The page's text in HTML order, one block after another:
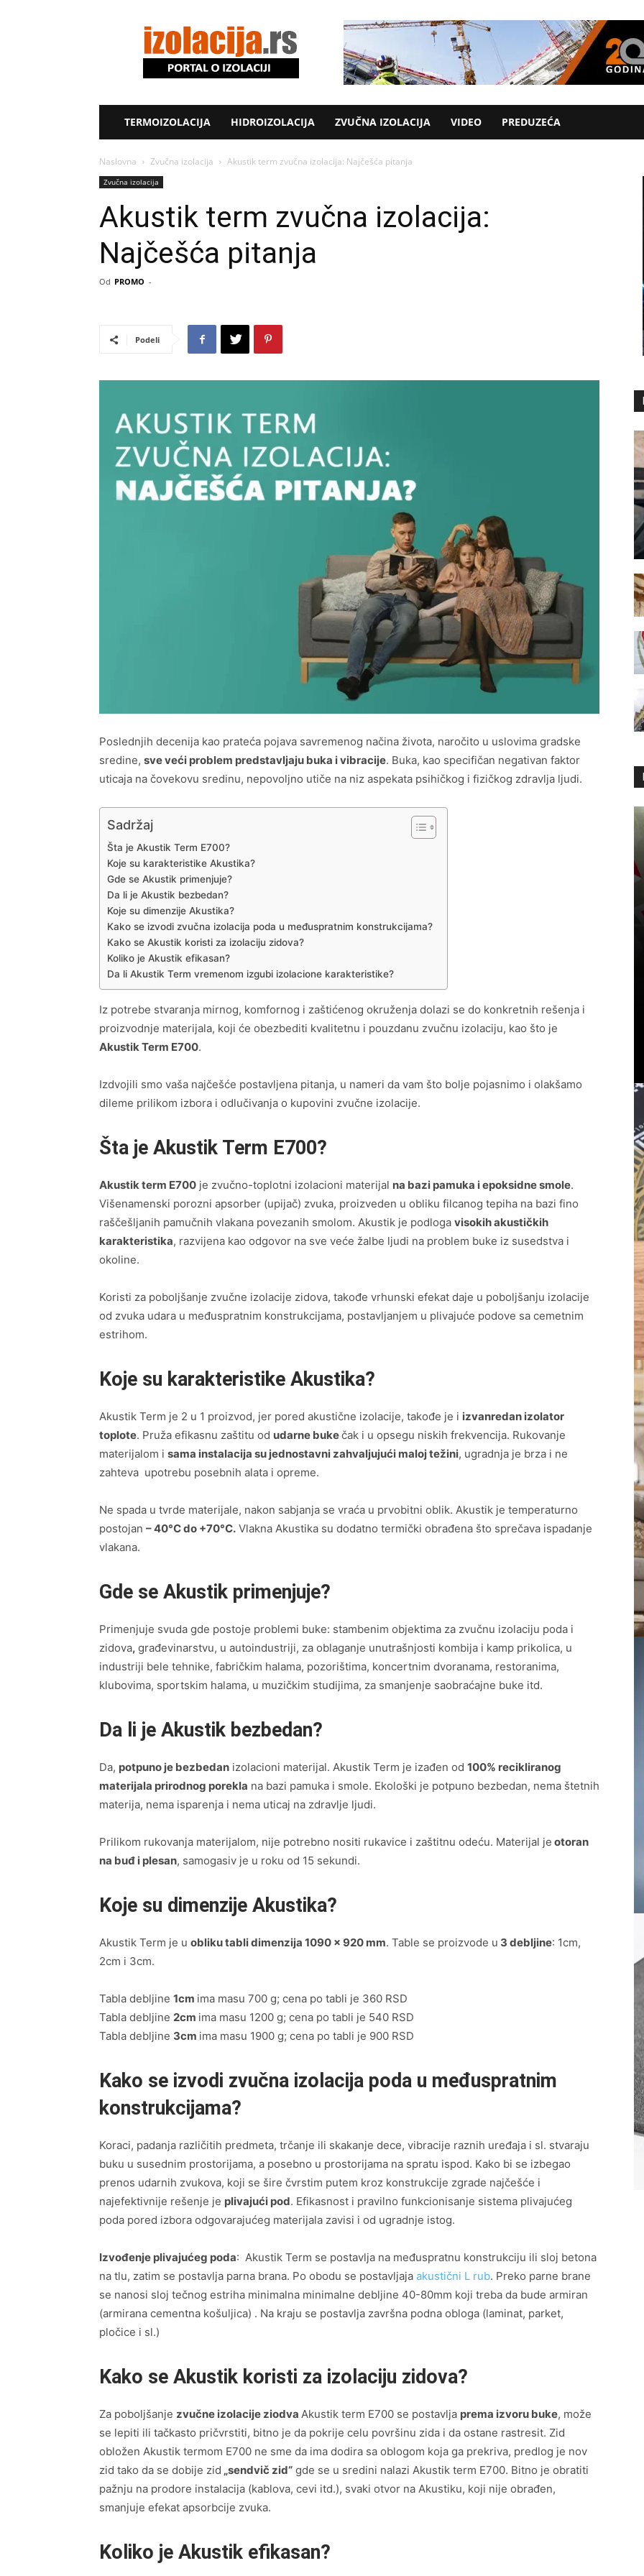
Izolacija.rs
TERMOIZOLACIJA HIDROIZOLACIJA ZVUČNA IZOLACIJA VIDEO PREDUZEĆA
Naslovna Zvučna izolacija Akustik term zvučna izolacija: Najčešća pitanja
Zvučna izolacija
Akustik term zvučna izolacija:
Najčešća pitanja
Od PROMO -
Podeli
Poslednjih decenija kao prateća pojava savremenog načina života, naročito u uslovima gradske
sredine, sve veći problem predstavljaju buka i vibracije. Buka, kao specifičan negativan faktor
uticaja na čovekovu sredinu, nepovoljno utiče na niz aspekata psihičkog i fizičkog zdravlja ljudi.
Sadržaj
Šta je Akustik Term E700?
Koje su karakteristike Akustika?
Gde se Akustik primenjuje?
Da li je Akustik bezbedan?
Koje su dimenzije Akustika?
Kako se izvodi zvučna izolacija poda u međuspratnim konstrukcijama?
Kako se Akustik koristi za izolaciju zidova?
Koliko je Akustik efikasan?
Da li Akustik Term vremenom izgubi izolacione karakteristike?
Iz potrebe stvaranja mirnog, komfornog i zaštićenog okruženja dolazi se do konkretnih rešenja i
proizvodnje materijala, koji će obezbediti kvalitetnu i pouzdanu zvučnu izolaciju, kao što je
Akustik Term E700.
Izdvojili smo vaša najčešće postavljena pitanja, u nameri da vam što bolje pojasnimo i olakšamo
dileme prilikom izbora i odlučivanja o kupovini zvučne izolacije.
Šta je Akustik Term E700?
Akustik term E700 je zvučno-toplotni izolacioni materijal na bazi pamuka i epoksidne smole.
Višenamenski porozni apsorber (upijač) zvuka, proizveden u obliku filcanog tepiha na bazi fino
raščešljanih pamučnih vlakana povezanih smolom. Akustik je podloga visokih akustičkih
karakteristika, razvijena kao odgovor na sve veće žalbe ljudi na problem buke iz susedstva i
okoline.
Koristi za poboljšanje zvučne izolacije zidova, takođe vrhunski efekat daje u poboljšanju izolacije
od zvuka udara u međuspratnim konstrukcijama, postavljanjem u plivajuće podove sa cemetnim
estrihom.
Koje su karakteristike Akustika?
Akustik Term je 2 u 1 proizvod, jer pored akustične izolacije, takođe je i izvanredan izolator
toplote. Pruža efikasnu zaštitu od udarne bukečak i u opsegu niskih frekvencija. Rukovanje
materijalom i sama instalacija su jednostavni zahvaljujući maloj težini, ugradnja je brza i ne
zahteva upotrebu posebnih alata i opreme.
Ne spada u tvrde materijale, nakon sabjanja se vraća u prvobitni oblik. Akustik je temperaturno
postojan – 40°C do +70°C. Vlakna Akustika su dodatno termički obrađena što sprečava ispadanje
vlakana.
Gde se Akustik primenjuje?
Primenjuje svuda gde postoje problemi buke: stambenim objektima za zvučnu izolaciju poda i
zidova, građevinarstvu, u autoindustriji, za oblaganje unutrašnjosti kombija i kamp prikolica, u
industriji bele tehnike, fabričkim halama, pozorištima, koncertnim dvoranama, restoranima,
klubovima, sportskim halama, u muzičkim studijima, za smanjenje saobraćajne buke itd.
Da li je Akustik bezbedan?
Da, potpuno je bezbedan izolacioni materijal. Akustik Term je izađen od 100% recikliranog
materijala prirodnog porekla na bazi pamuka i smole. Ekološki je potpuno bezbedan, nema štetnih
materija, nema isparenja i nema uticaj na zdravlje ljudi.
Prilikom rukovanja materijalom, nije potrebno nositi rukavice i zaštitnu odeću. Materijal je otoran
na buđ i plesan, samogasiv je u roku od 15 sekundi.
Koje su dimenzije Akustika?
Akustik Term je u obliku tabli dimenzija 1090 x 920 mm. Table se proizvode u 3 debljine: 1cm,
2cm i 3cm.
Tabla debljine 1cm ima masu 700 g; cena po tabli je 360 RSD
Tabla debljine 2cm ima masu 1200 g; cena po tabli je 540 RSD
Tabla debljine 3cm ima masu 1900 g; cena po tabli je 900 RSD
Kako se izvodi zvučna izolacija poda u međuspratnim
konstrukcijama?
Koraci, padanja različitih predmeta, trčanje ili skakanje dece, vibracije raznih uređaja i sl. stvaraju
buku u susednim prostorijama, a posebno u prostorijama na spratu ispod. Kako bi se izbegao
prenos udarnih zvukova, koji se šire čvrstim putem kroz konstrukcije zgrade najčešće i
najefektivnije rešenje je plivajući pod. Efikasnost i pravilno funkcionisanje sistema plivajućeg
poda pored izbora odgovarajućeg materijala zavisi i od ugradnje istog.
Izvođenje plivajućeg poda: Akustik Term se postavlja na međuspratnu konstrukciju ili sloj betona
na tlu, zatim se postavlja parna brana. Po obodu se postavljaja akustični L rub. Preko parne brane
se nanosi sloj tečnog estriha minimalna minimalne debljine 40-80mm koji treba da bude armiran
(armirana cementna košuljica) . Na kraju se postavlja završna podna obloga (laminat, parket,
pločice i sl.)
Kako se Akustik koristi za izolaciju zidova?
Za poboljšanje zvučne izolacije ziodva Akustik term E700 se postavlja prema izvoru buke, može
se lepiti ili tačkasto pričvrstiti, bitno je da pokrije celu površinu zida i da ostane rastresit. Zid
obložen Akustik termom E700 ne sme da ima dodira sa oblogom koja ga prekriva, predlog je nov
zid tako da se dobije zid „sendvič zid“ gde se u sredini nalazi Akustik term E700. Bitno je obratiti
pažnju na prodore instalacija (kablova, cevi itd.), svaki otvor na Akustiku, koji nije obrađen,
smanjuje efekat apsorbcije zvuka.
Koliko je Akustik efikasan?